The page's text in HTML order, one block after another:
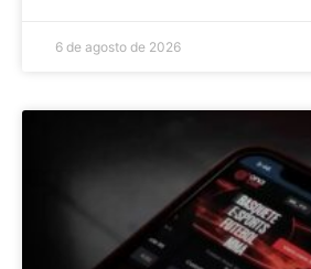
6 de agosto de 2026